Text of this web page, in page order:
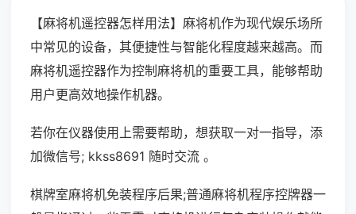
【麻将机遥控器怎样用法】麻将机作为现代娱乐场所
中常见的设备，其便捷性与智能化程度越来越高。而
麻将机遥控器作为控制麻将机的重要工具，能够帮助
用户更高效地操作机器。
若你在仪器使用上需要帮助，想获取一对一指导，添
加微信号; kkss8691 随时交流 。
棋牌室麻将机免装程序后果;普通麻将机程序控牌器一